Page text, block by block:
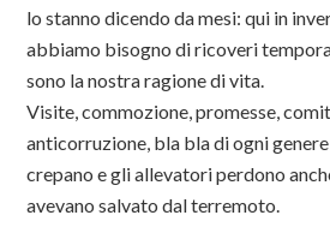
lo stanno dicendo da mesi: qui in
abbiamo bisogno di ricoveri
sono la nostra ragione di vita.
Visite, commozione, promesse,
anticorruzione, bla bla di ogni
crepano e gli allevatori perdono
avevano salvato dal terremoto.